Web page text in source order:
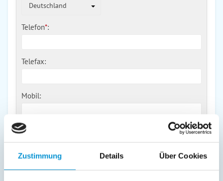
Zustimmung Details Über Cookies
Deutschland
Telefon*:
Telefax:
Mobil:
E-Mail:
Freier Kommentar an Vermieter